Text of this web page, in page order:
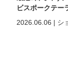
ビスポークテ
2026.06.06 | シ